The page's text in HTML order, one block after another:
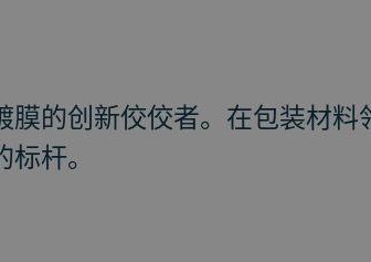
膜的创新佼佼者。在包装材
标杆。